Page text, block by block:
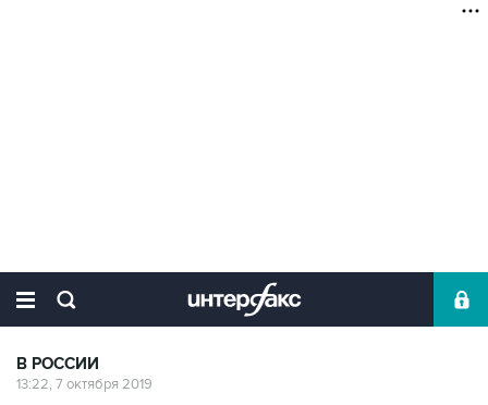
В РОССИИ
13:22, 7 октября 2019